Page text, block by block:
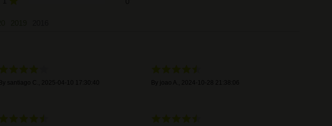
santiago C. 2025-04-10 17:30:40 joao A. 2024-10-28 21:38:06